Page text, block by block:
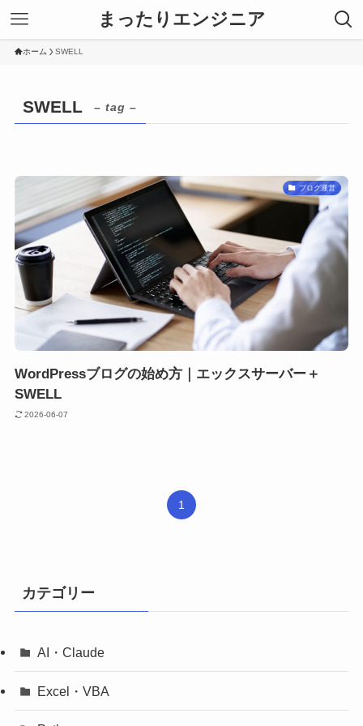
まったりエンジニア
ホーム SWELL
SWELL – tag –
ブログ運営
WordPressブログの始め方｜エックスサーバー＋
SWELL
2026-06-07
1
カテゴリー
AI・Claude
Excel・VBA